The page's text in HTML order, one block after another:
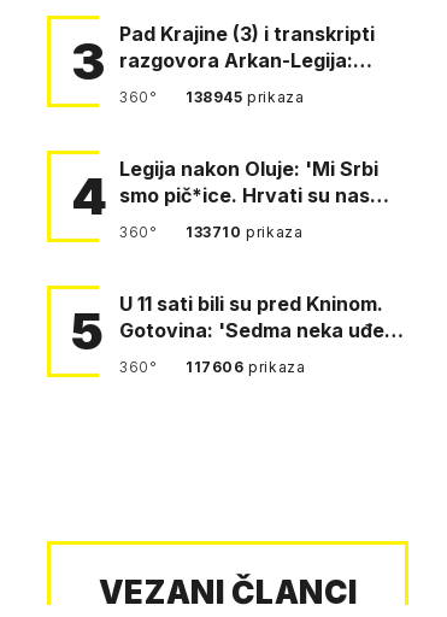
3
Pad Krajine (3) i transkripti
razgovora Arkan-Legija:
'Čujem, prelazite ustašam…
360° 138945prikaza
4 Legija nakon Oluje: 'Mi Srbi
smo pič*ice. Hrvati su nas
pomeli!'
360° 133710prikaza
5
U 11 sati bili su pred Kninom.
Gotovina: 'Sedma neka uđe,
4. gardijska neka g…
360° 117606prikaza
VEZANI ČLANCI